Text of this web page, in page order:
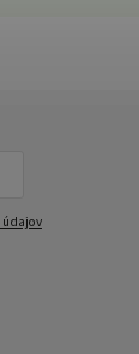
údajov